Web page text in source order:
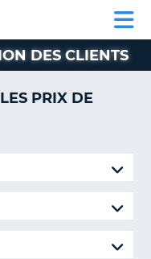
CLIENT
DES CLIENTS
PRIX DE